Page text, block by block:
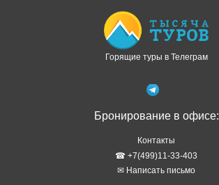
Горящие туры в Телеграм
Бронирование в офисе:
Контакты
☎ +7(499)11-33-403
✉ Написать письмо